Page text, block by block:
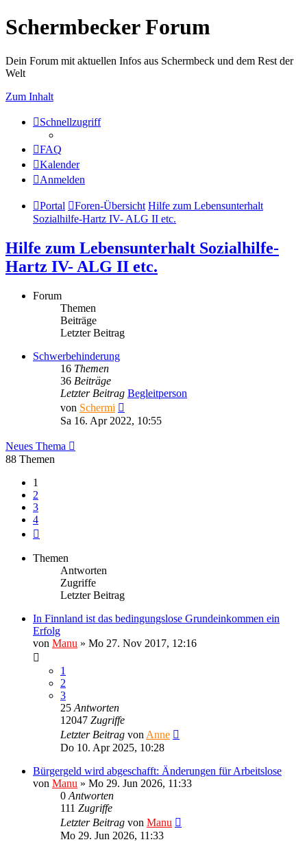
Schermbecker Forum
Dein Forum mit aktuellen Infos aus Schermbeck und dem Rest der
Welt
Zum Inhalt
Schnellzugriff
FAQ
Kalender
Anmelden
Portal Foren-Übersicht Hilfe zum Lebensunterhalt
Sozialhilfe-Hartz IV- ALG II etc.
Hilfe zum Lebensunterhalt Sozialhilfe-
Hartz IV- ALG II etc.
Forum
Themen
Beiträge
Letzter Beitrag
Schwerbehinderung
16 Themen
36 Beiträge
Letzter Beitrag Begleitperson
von Schermi
Beitrag
Sa 16. Apr 2022, 10:55
Neues Thema
88 Themen
1
2
3
4
Themen
Antworten
Zugriffe
Letzter Beitrag
In Finnland ist das bedingungslose Grundeinkommen ein
Erfolg
von Manu » Mo 27. Nov 2017, 12:16
1
2
3
25 Antworten
12047 Zugriffe
Letzter Beitrag von Anne
Do 10. Apr 2025, 10:28
Bürgergeld wird abgeschafft: Änderungen für Arbeitslose
von Manu » Mo 29. Jun 2026, 11:33
0 Antworten
111 Zugriffe
Letzter Beitrag von Manu
Mo 29. Jun 2026, 11:33